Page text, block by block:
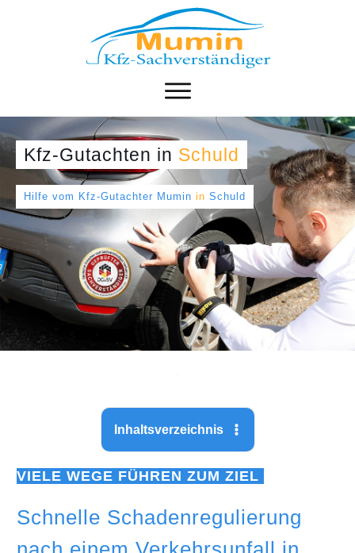
Kfz-Gutachten in Schuld
Hilfe vom Kfz-Gutachter Mumin in Schuld
Inhaltsverzeichnis
VIELE WEGE FÜHREN ZUM ZIEL
Schnelle Schadenregulierung